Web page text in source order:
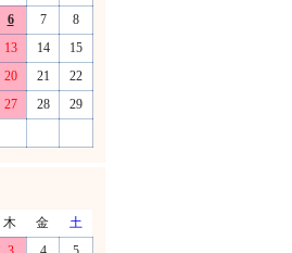
6 7
8
13 14
15
20 21
22
27 28
29
木 金
土